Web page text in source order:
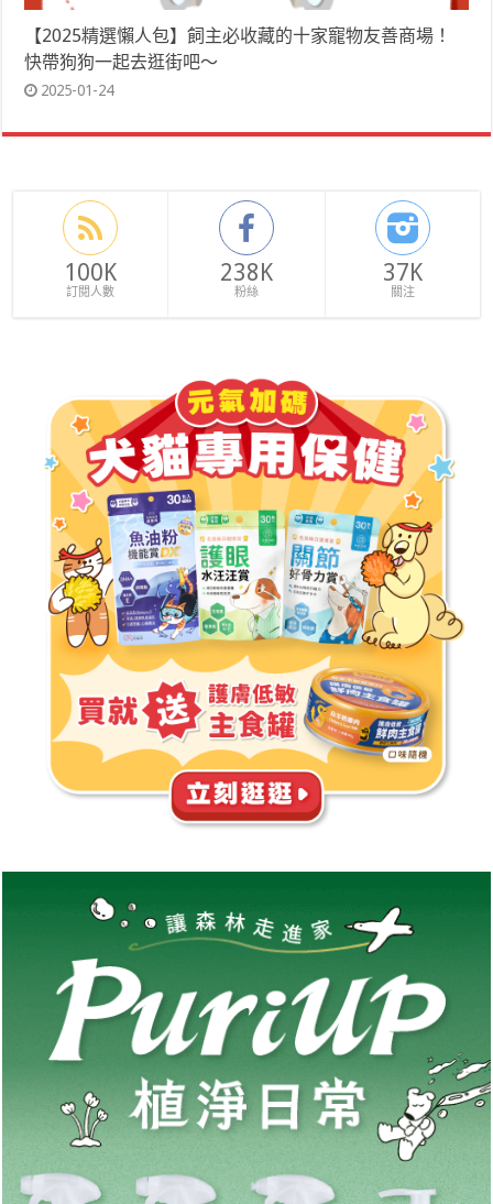
【2025精選懶人包】飼主必收藏的十家寵物友善商場！
快帶狗狗一起去逛街吧～
2025-01-24
100K
訂閱人數
238K
粉絲
37K
關注